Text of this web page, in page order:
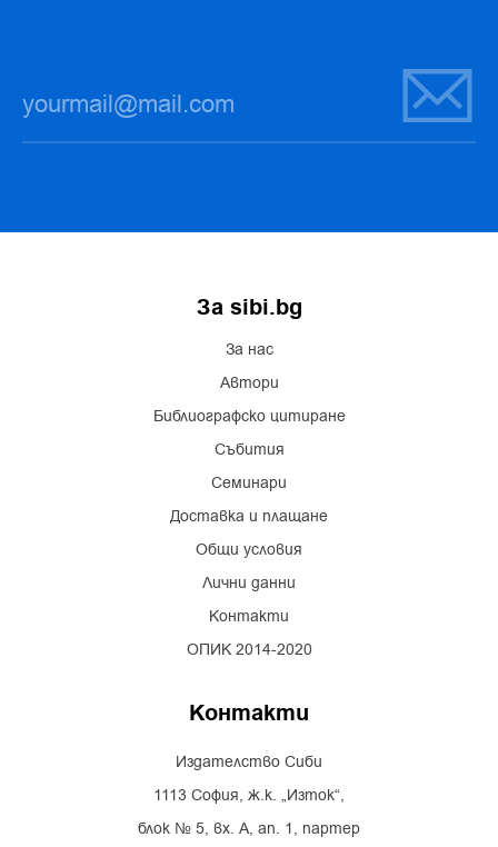
За sibi.bg
За нас
Автори
Библиографско цитиране
Събития
Семинари
Доставка и плащане
Общи условия
Лични данни
Контакти
ОПИК 2014-2020
Контакти
Издателство Сиби
1113 София, ж.к. „Изток“,
блок № 5, вх. А, ап. 1, партер